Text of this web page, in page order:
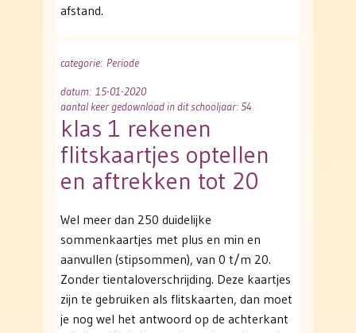
afstand.
categorie: Periode
datum: 15-01-2020
aantal keer gedownload in dit schooljaar: 54
klas 1 rekenen
flitskaartjes optellen
en aftrekken tot 20
Wel meer dan 250 duidelijke
sommenkaartjes met plus en min en
aanvullen (stipsommen), van 0 t/m 20.
Zonder tientaloverschrijding. Deze kaartjes
zijn te gebruiken als flitskaarten, dan moet
je nog wel het antwoord op de achterkant